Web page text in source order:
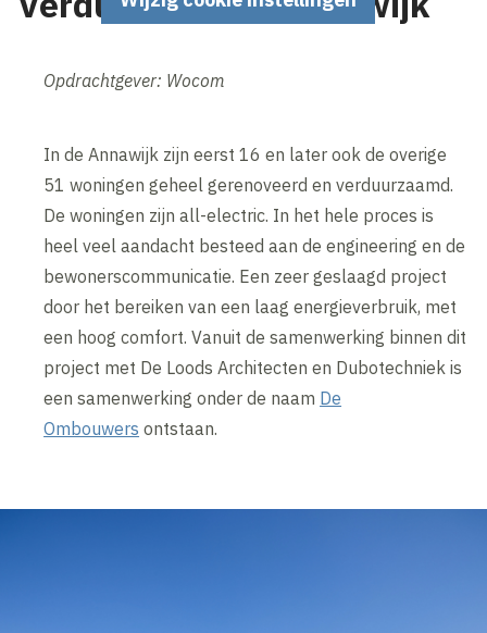
Opdrachtgever: Wocom
In de Annawijk zijn eerst 16 en later ook de overige
51 woningen geheel gerenoveerd en verduurzaamd.
De woningen zijn all-electric. In het hele proces is
heel veel aandacht besteed aan de engineering en de
bewonerscommunicatie. Een zeer geslaagd project
door het bereiken van een laag energieverbruik, met
een hoog comfort. Vanuit de samenwerking binnen dit
project met De Loods Architecten en Dubotechniek is
een samenwerking onder de naam De
Ombouwers ontstaan.